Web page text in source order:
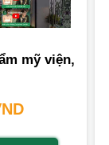
mỹ viện,